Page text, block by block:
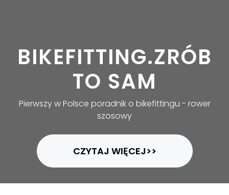
BIKEFITTING.ZRÓB
TO SAM
Pierwszy w Polsce poradnik o bikefittingu - rower
szosowy
CZYTAJ WIĘCEJ>>